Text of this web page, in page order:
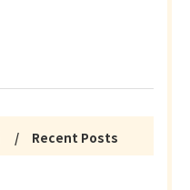
Recent Posts